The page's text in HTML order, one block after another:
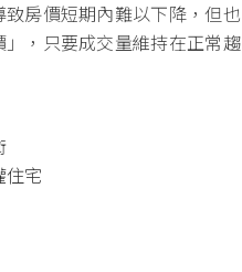
房價短期內難以下降，但也
，只要成交量維持在正常趨
宅